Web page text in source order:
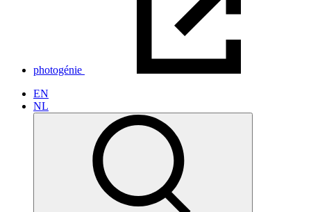
photogénie
EN
NL